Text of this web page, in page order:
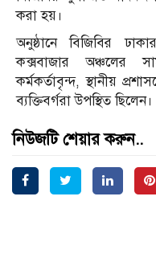
করা হয়।
অনুষ্ঠানে বিজিবির
কক্সবাজার অঞ্চলের
কর্মকর্তাবৃন্দ, স্থানীয়
ব্যক্তিবর্গরা উপস্থিত ছিলেন।
নিউজটি শেয়ার করুন..